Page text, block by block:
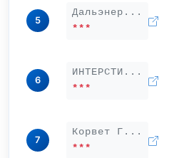
5
Дальэнер...
***
6
ИНТЕРСТИ...
***
7
Корвет Г...
***